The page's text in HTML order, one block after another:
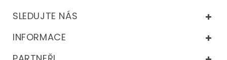
SLEDUJTE NÁS
INFORMACE